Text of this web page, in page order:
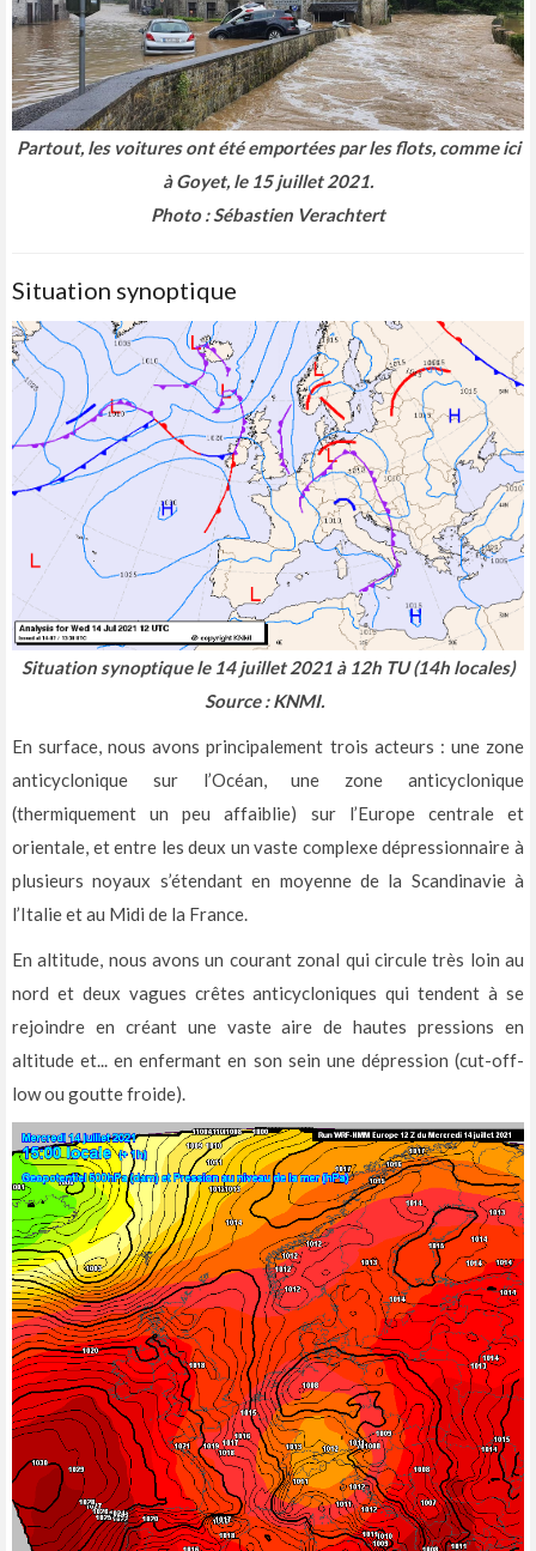
Partout, les voitures ont été emportées par les flots, comme ici
à Goyet, le 15 juillet 2021.
Photo : Sébastien Verachtert
Situation synoptique
Situation synoptique le 14 juillet 2021 à 12h TU (14h locales)
Source : KNMI.
En surface, nous avons principalement trois acteurs : une zone
anticyclonique sur l’Océan, une zone anticyclonique
(thermiquement un peu affaiblie) sur l’Europe centrale et
orientale, et entre les deux un vaste complexe dépressionnaire à
plusieurs noyaux s’étendant en moyenne de la Scandinavie à
l’Italie et au Midi de la France.
En altitude, nous avons un courant zonal qui circule très loin au
nord et deux vagues crêtes anticycloniques qui tendent à se
rejoindre en créant une vaste aire de hautes pressions en
altitude et... en enfermant en son sein une dépression (cut-off-
low ou goutte froide).